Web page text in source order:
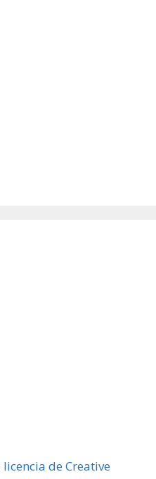
licencia de Creative